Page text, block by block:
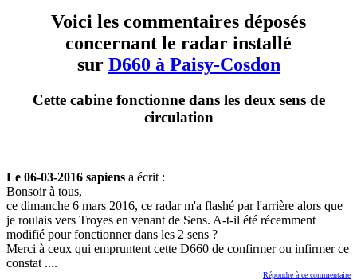
Voici les commentaires déposés
concernant le radar installé
sur D660 à Paisy-Cosdon
Cette cabine fonctionne dans les deux sens de
circulation
Le 06-03-2016 sapiens a écrit :
Bonsoir à tous,
ce dimanche 6 mars 2016, ce radar m'a flashé par l'arrière alors que
je roulais vers Troyes en venant de Sens. A-t-il été récemment
modifié pour fonctionner dans les 2 sens ?
Merci à ceux qui empruntent cette D660 de confirmer ou infirmer ce
constat ....
Répondre à ce commentaire